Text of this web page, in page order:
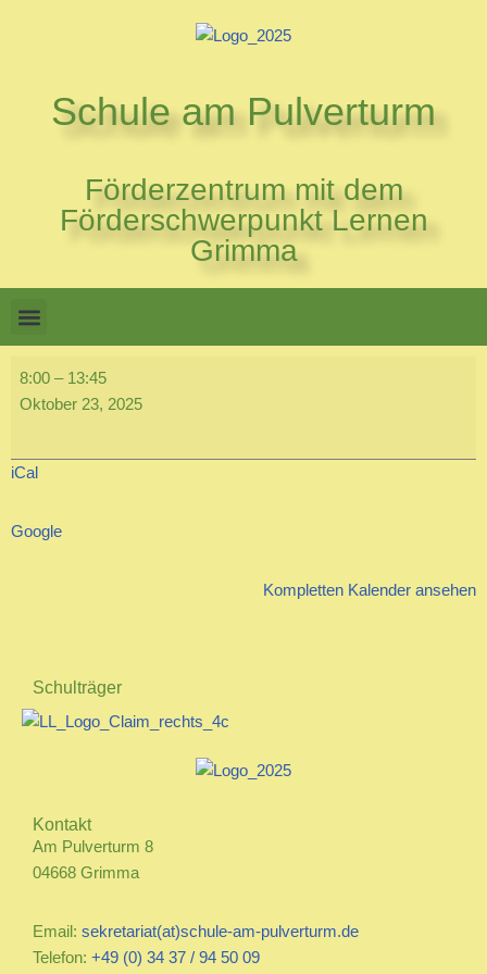
springenSchule am Pulverturm
Förderzentrum mit dem
Förderschwerpunkt Lernen
Grimma
8:00 – 13:45
Oktober 23, 2025
iCal
Google
Kompletten Kalender ansehen
Schulträger
Kontakt
Am Pulverturm 8
04668 Grimma
Email: sekretariat(at)schule-am-pulverturm.de
Telefon: +49 (0) 34 37 / 94 50 09